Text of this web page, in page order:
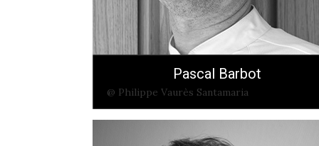
Pascal Barbot
@ Philippe Vaurès Santamaria